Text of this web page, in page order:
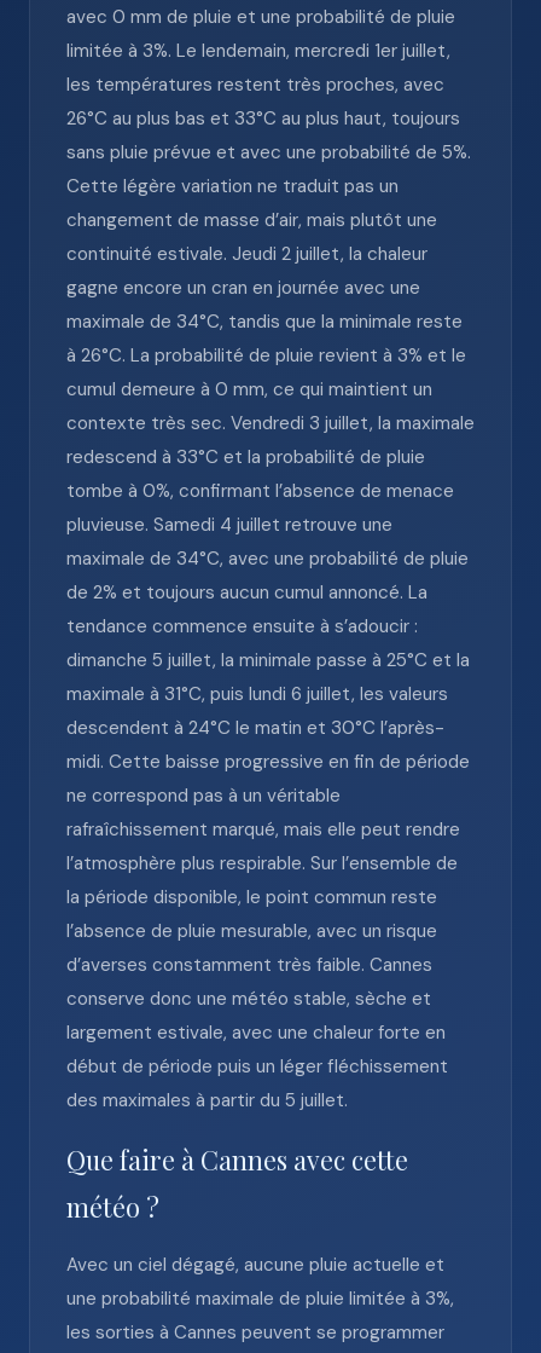
avec 0 mm de pluie et une probabilité de pluie
limitée à 3%. Le lendemain, mercredi 1er juillet,
les températures restent très proches, avec
26°C au plus bas et 33°C au plus haut, toujours
sans pluie prévue et avec une probabilité de 5%.
Cette légère variation ne traduit pas un
changement de masse d’air, mais plutôt une
continuité estivale. Jeudi 2 juillet, la chaleur
gagne encore un cran en journée avec une
maximale de 34°C, tandis que la minimale reste
à 26°C. La probabilité de pluie revient à 3% et le
cumul demeure à 0 mm, ce qui maintient un
contexte très sec. Vendredi 3 juillet, la maximale
redescend à 33°C et la probabilité de pluie
tombe à 0%, confirmant l’absence de menace
pluvieuse. Samedi 4 juillet retrouve une
maximale de 34°C, avec une probabilité de pluie
de 2% et toujours aucun cumul annoncé. La
tendance commence ensuite à s’adoucir :
dimanche 5 juillet, la minimale passe à 25°C et la
maximale à 31°C, puis lundi 6 juillet, les valeurs
descendent à 24°C le matin et 30°C l’après-
midi. Cette baisse progressive en fin de période
ne correspond pas à un véritable
rafraîchissement marqué, mais elle peut rendre
l’atmosphère plus respirable. Sur l’ensemble de
la période disponible, le point commun reste
l’absence de pluie mesurable, avec un risque
d’averses constamment très faible. Cannes
conserve donc une météo stable, sèche et
largement estivale, avec une chaleur forte en
début de période puis un léger fléchissement
des maximales à partir du 5 juillet.
Que faire à Cannes avec cette
météo ?
Avec un ciel dégagé, aucune pluie actuelle et
une probabilité maximale de pluie limitée à 3%,
les sorties à Cannes peuvent se programmer